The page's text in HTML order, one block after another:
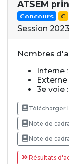
ATSEM
Concours C
Session 2023
Nombres
Interne :
Externe
3e voie
Télécharger
Note de
Note de
Résultats